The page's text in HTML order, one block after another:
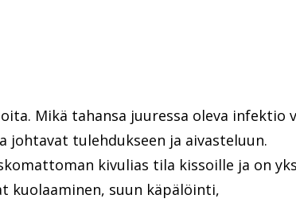
Mikä tahansa juuressa oleva infektio
tulehdukseen ja aivasteluun.
kivulias tila kissoille ja on
kuolaaminen, suun käpälöinti,